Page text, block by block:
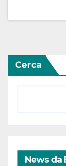
Cerca
News da